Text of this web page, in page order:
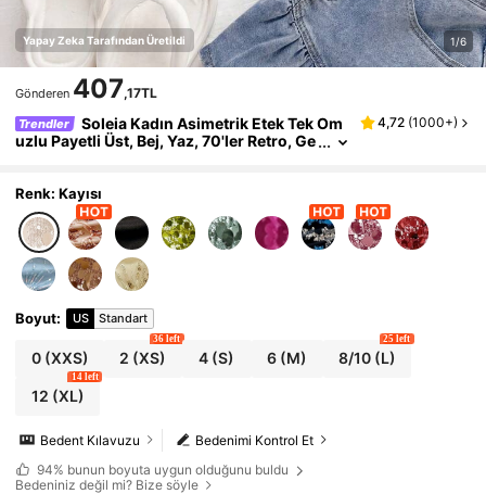
Yapay Zeka Tarafından Üretildi 1/6
Gönderen 407,17TL
Trendler
Soleia Kadın Asimetrik Etek Tek Om
uzlu Payetli Üst, Bej, Yaz, 70'ler Retro, Ge
4,72 (1000+)
Renk: Kayısı
Boyut: US Standart
0(XXS) 2 (XS)
36 left
4 (S) 6 (M) 8/10 (L)
25 left
12 (XL)
14 left
Bedenimi Kontrol Et
Bedent Kılavuzu
94% bunun boyuta uygun olduğunu buldu
Bedeniniz değil mi? Bize söyle